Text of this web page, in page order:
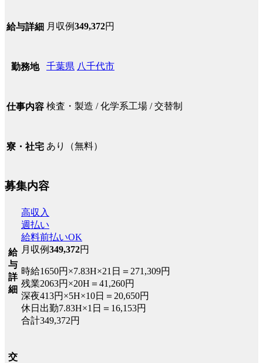
給与詳細 月収例349,372円
勤務地 千葉県 八千代市
仕事内容 検査・製造 / 化学系工場 / 交替制
寮・社宅 あり（無料）
募集内容
給
与
詳
細
高収入
週払い
給料前払いOK
月収例349,372円
時給1650円×7.83H×21日＝271,309円
残業2063円×20H＝41,260円
深夜413円×5H×10日＝20,650円
休日出勤7.83H×1日＝16,153円
合計349,372円
交